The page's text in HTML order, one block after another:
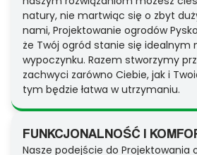
natury, nie martwiąc się o zbyt
nami, Projektowanie ogrodów
że Twój ogród stanie się idealnym
wypoczynku. Razem stworzymy
zachwyci zarówno Ciebie, jak i
tym będzie łatwa w utrzymaniu.
FUNKCJONALNOŚĆ I
Nasze podejście do Projektowania